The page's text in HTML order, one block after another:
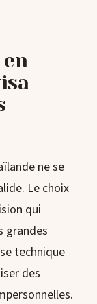
ne se
Le choix
qui
grandes
technique
des